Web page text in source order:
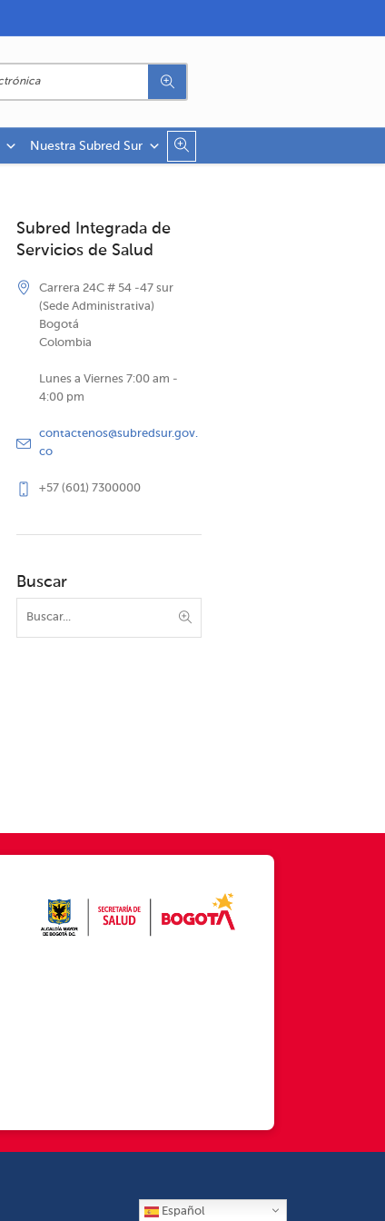
Nuestra Subred Sur
Subred Integrada de
Servicios de Salud
Carrera 24C # 54 -47 sur
(Sede Administrativa)
Bogotá
Colombia
Lunes a Viernes 7:00 am -
4:00 pm
contactenos@subredsur.gov.
co
+57 (601) 7300000
Buscar
Español